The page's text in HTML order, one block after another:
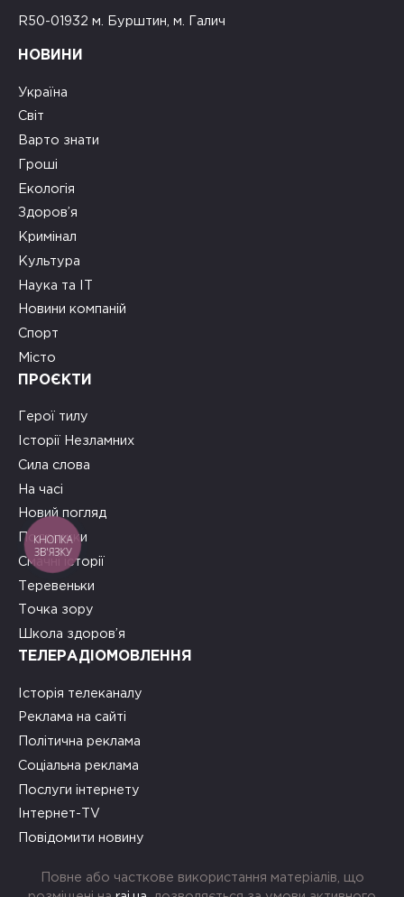
R50-01932 м. Бурштин, м. Галич
НОВИНИ
Україна
Світ
Варто знати
Гроші
Екологія
Здоров’я
Кримінал
Культура
Наука та ІТ
Новини компаній
Спорт
Місто
ПРОЄКТИ
Герої тилу
Історії Незламних
Сила слова
На часі
Новий погляд
Подружки
Смачні історії
Теревеньки
Точка зору
Школа здоров’я
ТЕЛЕРАДІОМОВЛЕННЯ
Історія телеканалу
Реклама на сайті
Політична реклама
Соціальна реклама
Послуги інтернету
Інтернет-TV
Повідомити новину
Повне або часткове використання матеріалів, що
КНОПКА
ЗВ'ЯЗКУ